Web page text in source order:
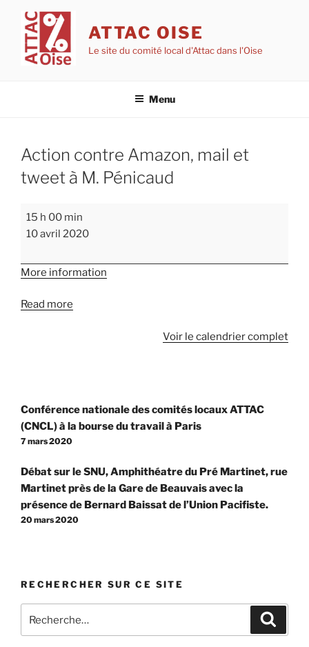
contenu
principal
ATTAC OISE
Le site du comité local d'Attac dans l'Oise
Menu
Action contre Amazon, mail et
tweet à M. Pénicaud
Action
contre
mail
et
à
15 h 00 min
10 avril 2020
More information
Read more
Voir le calendrier complet
de
l’article
Conférence nationale des comités locaux ATTAC
(CNCL) à la bourse du travail à Paris
7 mars 2020
Débat sur le SNU, Amphithéatre du Pré Martinet, rue
Martinet près de la Gare de Beauvais avec la
présence de Bernard Baissat de l’Union Pacifiste.
20 mars 2020
RECHERCHER SUR CE SITE
pour